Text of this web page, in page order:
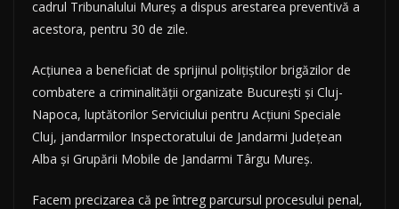
cadrul Tribunalului Mureș a dispus arestarea preventivă a
acestora, pentru 30 de zile.
Acțiunea a beneficiat de sprijinul polițiștilor brigăzilor de
combatere a criminalității organizate București și Cluj-
Napoca, luptătorilor Serviciului pentru Acțiuni Speciale
Cluj, jandarmilor Inspectoratului de Jandarmi Județean
Alba și Grupării Mobile de Jandarmi Târgu Mureș.
Facem precizarea că pe întreg parcursul procesului penal,